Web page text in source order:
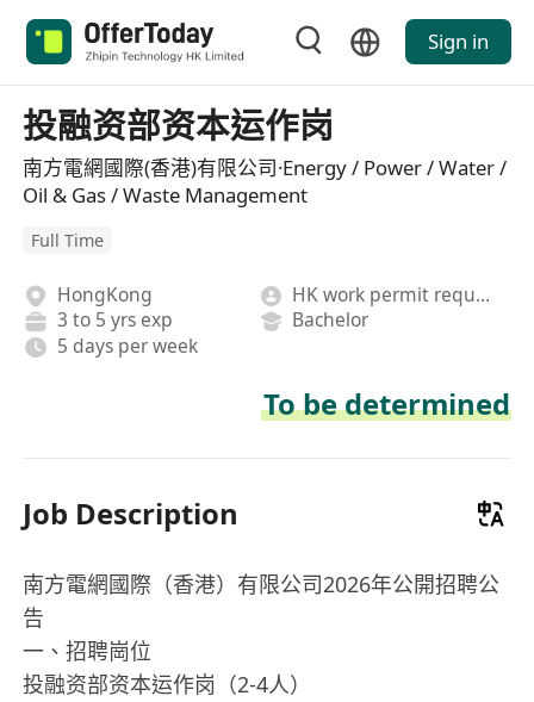
Sign in
投融资部资本运作岗
南方電網國際(香港)有限公司·Energy / Power / Water /
Oil & Gas / Waste Management
Full Time
HongKong
HK work permit required
3 to 5 yrs exp
Bachelor
5 days per week
To be determined
Job Description
南方電網國際（香港）有限公司2026年公開招聘公
告
一、招聘崗位
投融资部资本运作岗（2-4人）